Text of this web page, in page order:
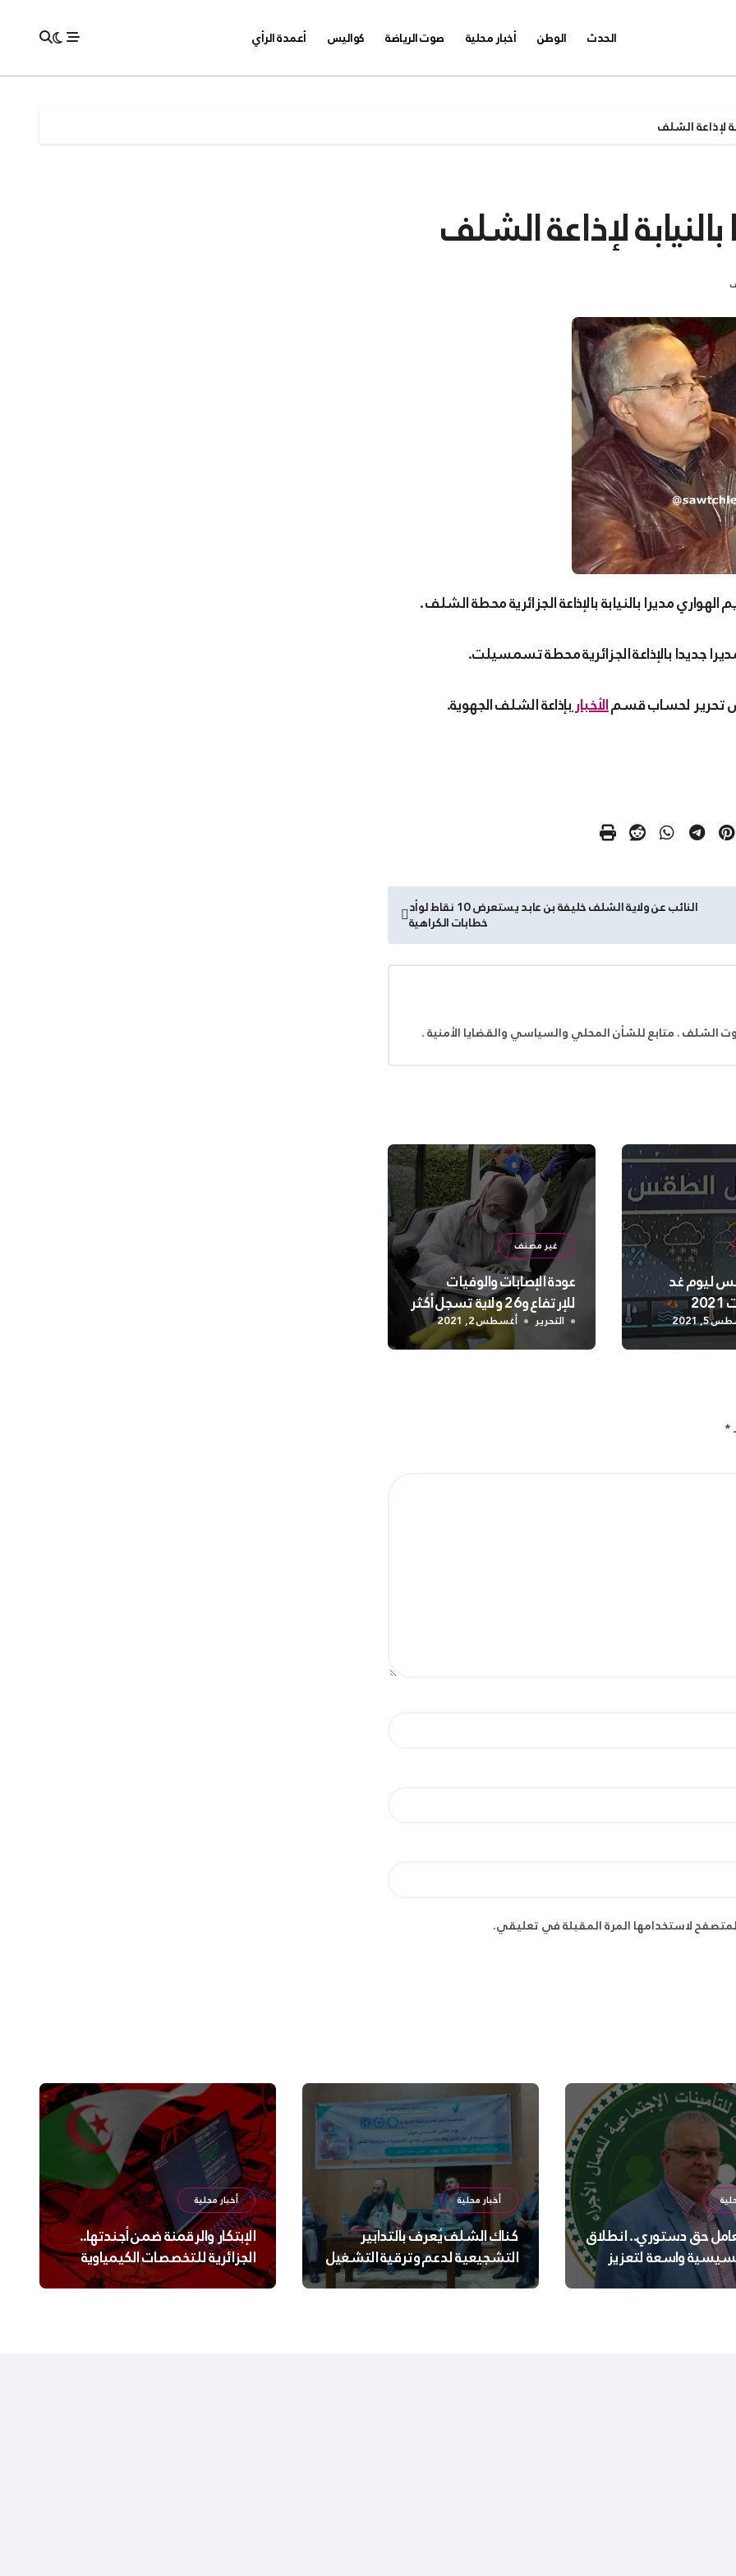
الحدث الوطن أخبار محلية صوت الرياضة كواليس أعمدة الرأي
لإذاعة الشلف
لإذاعة الشلف
مديرا بالنيابة بالإذاعة الجزائرية محطة الشلف .
جديدا بالإذاعة الجزائرية محطة تسمسيلت.
تحرير لحساب قسمالأخباربإذاعة الشلف الجهوية.
النائب عن ولاية الشلف خليفة بن عابد يستعرض 10 نقاط لوأد
خطابات الكراهية
الشلف . متابع للشأن المحلي والسياسي والقضايا الأمنية .
ليوم غد
5, 2021
غير مصنف
عودة الإصابات والوفيات
للإرتفاع و26 ولاية تسجل أكثر
من 10 حالاتالتحرير أغسطس 2, 2021
*
لاستخدامها المرة المقبلة في تعليقي.
حق دستوري.. انطلاق
واسعة لتعزيز
والنفسية
أخبار محلية
كناك الشلف يُعرف بالتدابير
التشجيعية لدعم وترقية التشغيل
أخبار محلية
الإبتكار والرقمنة ضمن أجندتها..
الجزائرية للتخصصات الكيمياوية
ترعى تحدي الإبتكار الجزائري